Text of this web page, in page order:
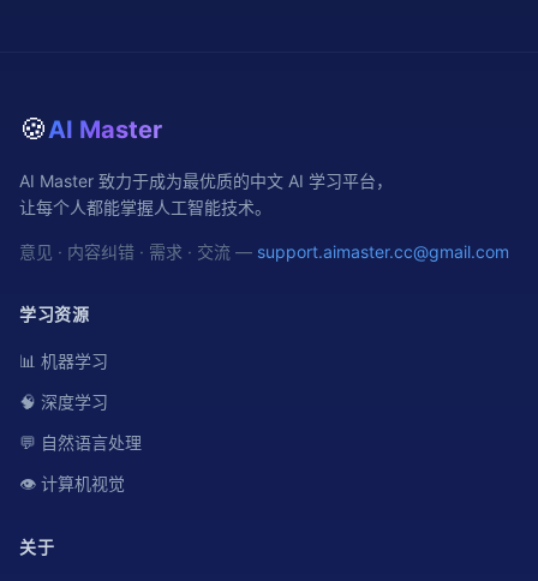
🍪AI Master
AI Master 致力于成为最优质的中文 AI 学习平台，
让每个人都能掌握人工智能技术。
意见 · 内容纠错 · 需求 · 交流 — support.aimaster.cc@gmail.com
学习资源
📊 机器学习
🧠 深度学习
💬 自然语言处理
👁️ 计算机视觉
关于